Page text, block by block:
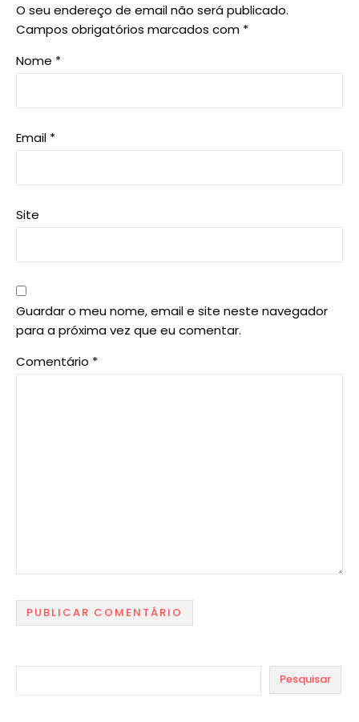
O seu endereço de email não será publicado.
Campos obrigatórios marcados com *
Nome *
Email *
Site
Guardar o meu nome, email e site neste navegador
para a próxima vez que eu comentar.
Comentário *
Pesquisar